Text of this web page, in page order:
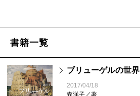
書籍一覧
ブリューゲルの世界
2017/04/18
森洋子／著